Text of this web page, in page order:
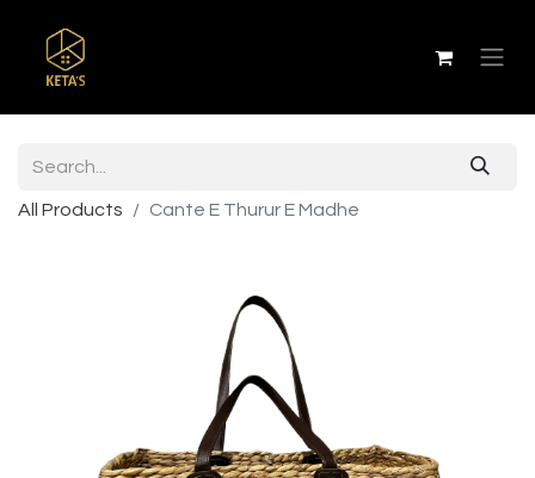
All Products Cante E Thurur E Madhe